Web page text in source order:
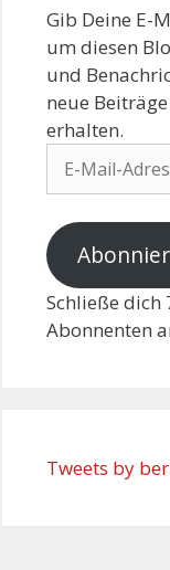
Gib Deine E-
um diesen
und
neue
erhalten.
Schließe dich
Abonnenten
Tweets by